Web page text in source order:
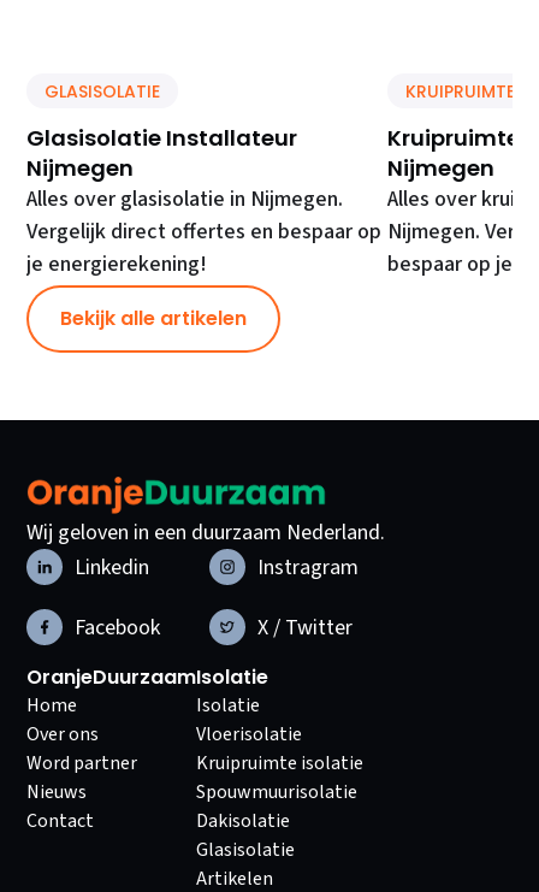
GLASISOLATIE
Glasisolatie Installateur
Nijmegen
Alles over glasisolatie in Nijmegen.
Vergelijk direct offertes en bespaar op
je energierekening!
KRUIPRUIMTE
Kruipruimte
Nijmegen
Alles over
Nijmegen.
bespaar op je
Bekijk alle artikelen
Wij geloven in een duurzaam Nederland.
Linkedin
Instragram
Facebook
X / Twitter
OranjeDuurzaam
Home
Over ons
Word partner
Nieuws
Contact
Isolatie
Isolatie
Vloerisolatie
Kruipruimte isolatie
Spouwmuurisolatie
Dakisolatie
Glasisolatie
Artikelen